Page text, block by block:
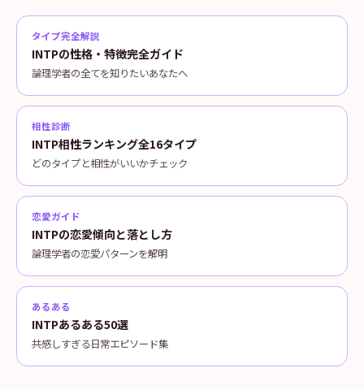
タイプ完全解説
INTPの性格・特徴完全ガイド
論理学者の全てを知りたいあなたへ
相性診断
INTP相性ランキング全16タイプ
どのタイプと相性がいいかチェック
恋愛ガイド
INTPの恋愛傾向と落とし方
論理学者の恋愛パターンを解明
あるある
INTPあるある50選
共感しすぎる日常エピソード集